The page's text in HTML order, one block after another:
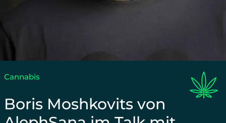
Cannabis
Boris Moshkovits von